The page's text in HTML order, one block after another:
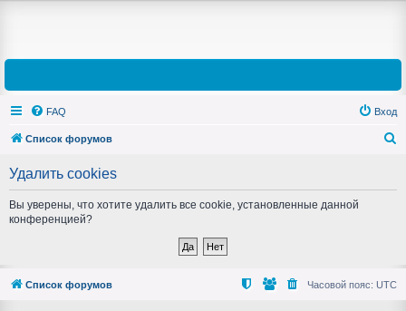
FAQ Вход
Список форумов
Удалить cookies
Вы уверены, что хотите удалить все cookie, установленные данной
конференцией?
Список форумов Часовой пояс: UTC